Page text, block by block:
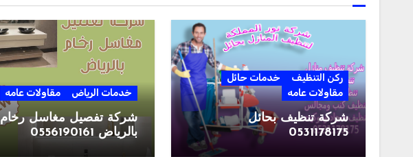
ركن التنظيف
خدمات حائل
مقاولات عامه
شركة تنظيف بحائل
0531178175
خدمات الرياض مقاولات عامه
شركة تفصيل مغاسل رخام
بالرياض 0556190161